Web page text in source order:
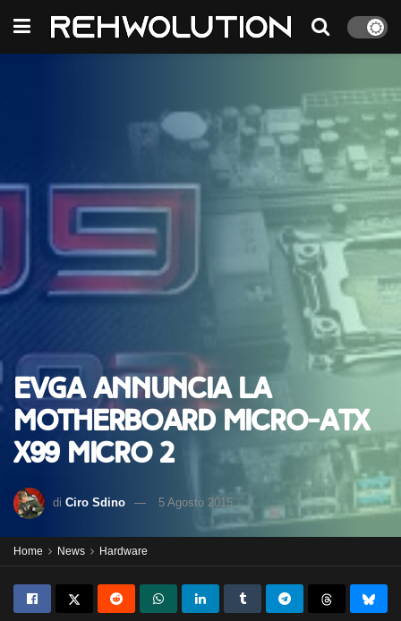
EVGA annuncia la
motherboard micro-ATX
X99 Micro 2
di Ciro Sdino 5 Agosto 2015
Home News Hardware